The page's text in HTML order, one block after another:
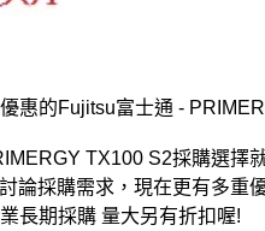
惠的Fujitsu富士通 -
TX100 S2採購選擇
論採購需求，現在更有多重
長期採購 量大另有折扣喔!